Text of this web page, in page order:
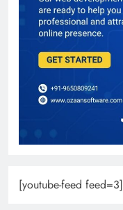
[youtube-feed feed=3]